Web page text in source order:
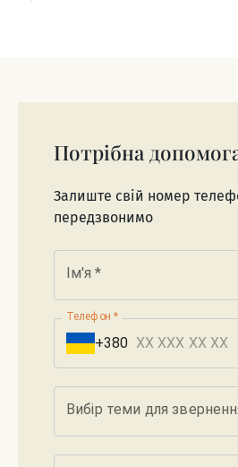
Потрібна
Залиште свій номер
передзвонимо
Ім'я *
Телефон *
+380
Вибір теми для